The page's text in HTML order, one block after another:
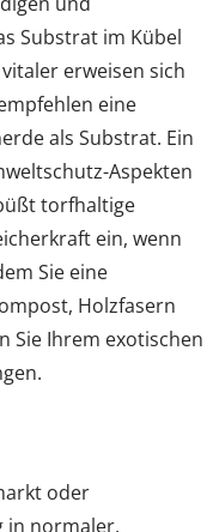
Substrat im Kübel
erweisen sich
eine
als Substrat. Ein
Aspekten
torfhaltige
ein, wenn
Sie eine
Holzfasern
Sie Ihrem exotischen
oder
in normaler,